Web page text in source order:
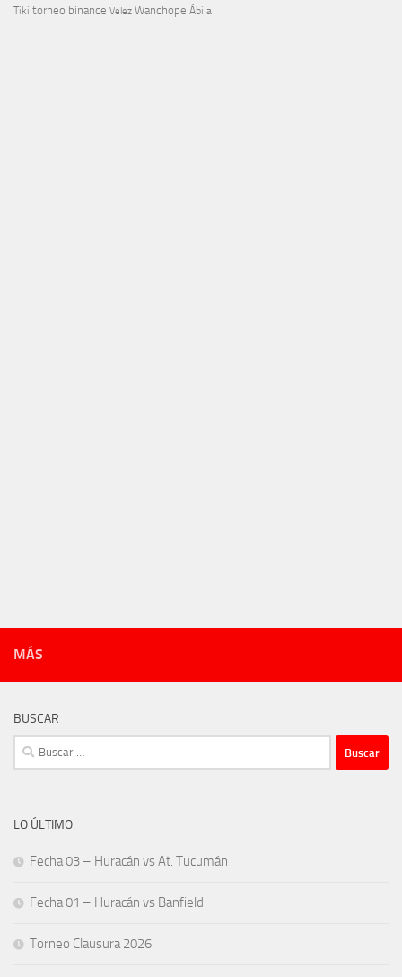
Tiki torneo binance Velez Wanchope Ábila
MÁS
BUSCAR
Buscar:
LO ÚLTIMO
Fecha 03 – Huracán vs At. Tucumán
Fecha 01 – Huracán vs Banfield
Torneo Clausura 2026